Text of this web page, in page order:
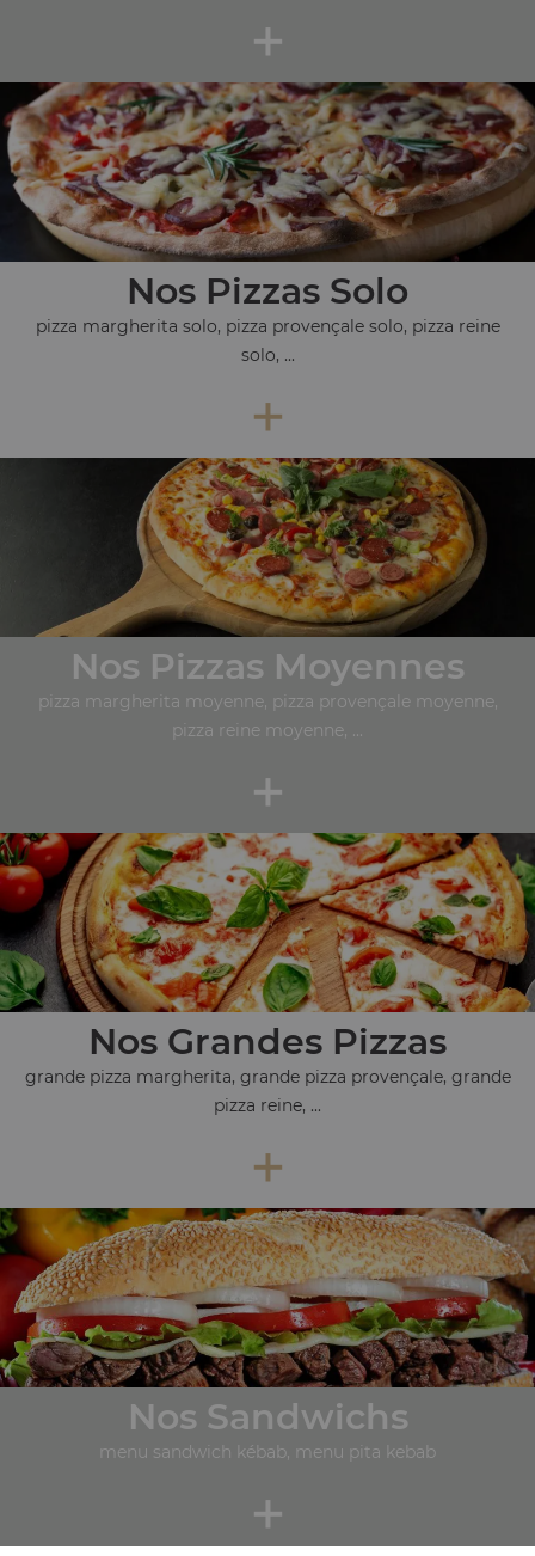
+
Nos Pizzas Solo
pizza margherita solo, pizza provençale solo, pizza reine
solo, ...
+
Nos Pizzas Moyennes
pizza margherita moyenne, pizza provençale moyenne,
pizza reine moyenne, ...
+
Nos Grandes Pizzas
grande pizza margherita, grande pizza provençale, grande
pizza reine, ...
+
Nos Sandwichs
menu sandwich kébab, menu pita kebab
+